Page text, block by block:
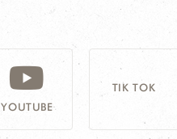
YOUTUBE
TIK TOK